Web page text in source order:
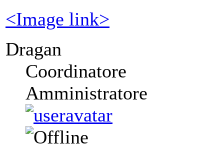
<Image link>
Dragan
Coordinatore
Amministratore